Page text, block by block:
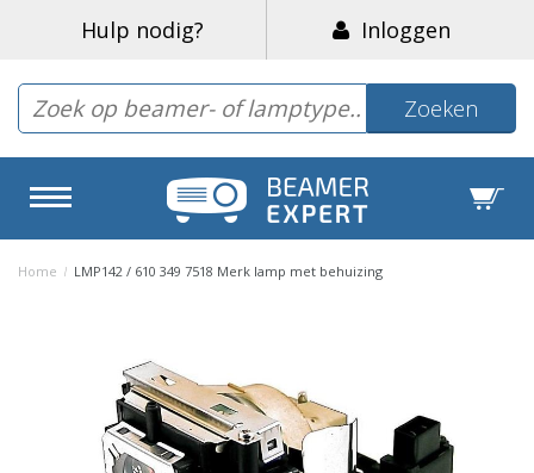
Hulp nodig? Inloggen
Zoeken
Home / LMP142 / 610 349 7518 Merk lamp met behuizing